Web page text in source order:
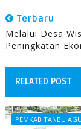
Terbaru
Melalui Desa
Peningkatan
RELATED POST
PEMKAB TANBU